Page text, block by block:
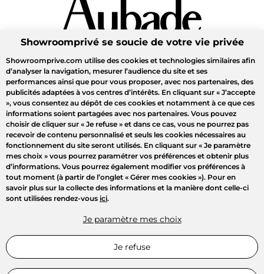
Showroomprivé se soucie de votre vie privée
Showroomprive.com utilise des cookies et technologies similaires afin
d’analyser la navigation, mesurer l’audience du site et ses
performances ainsi que pour vous proposer, avec nos partenaires, des
publicités adaptées à vos centres d’intérêts. En cliquant sur « J’accepte
», vous consentez au dépôt de ces cookies et notamment à ce que ces
informations soient partagées avec nos partenaires. Vous pouvez
choisir de cliquer sur « Je refuse » et dans ce cas, vous ne pourrez pas
recevoir de contenu personnalisé et seuls les cookies nécessaires au
fonctionnement du site seront utilisés. En cliquant sur « Je paramètre
mes choix » vous pourrez paramétrer vos préférences et obtenir plus
d’informations. Vous pourrez également modifier vos préférences à
tout moment (à partir de l’onglet « Gérer mes cookies »). Pour en
savoir plus sur la collecte des informations et la manière dont celle-ci
sont utilisées rendez-vous ici.
Je paramètre mes choix
Je refuse